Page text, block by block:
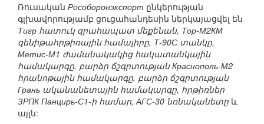
Ռուսական Рособоронэкспорт ընկերության
գլխավորությամբ ցուցահանդեսին ներկայացվել են
Тигр հատուկ զրահապատ մեքենան, Тор-М2КМ
զենիթահրթիռային համալիրը, Т-90С տանկը,
Метис-М1 ժամանակակից հակատանկային
համակարգը, բարձր ճշգրտության Краснополь-М2
հրանոթային համակարգը, բարձր ճշգրտության
Грань ականանետային համակարգը, հրթիռներ
ЗРПК Панцирь-С1-ի համար, АГС-30 նռնականետը և
այլն: